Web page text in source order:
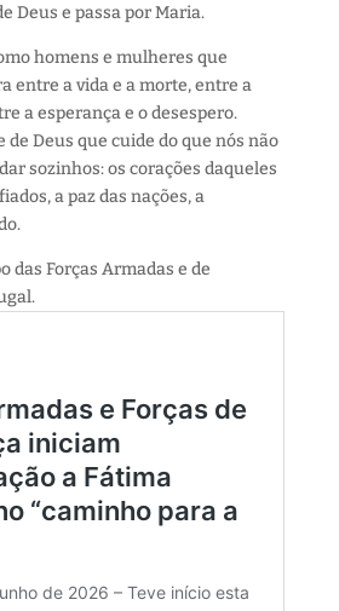
Deus e passa por Maria.
homens e mulheres que
entre a vida e a morte, entre a
a esperança e o desespero.
de Deus que cuide do que nós não
sozinhos: os corações daqueles
a paz das nações, a
das Forças Armadas e de